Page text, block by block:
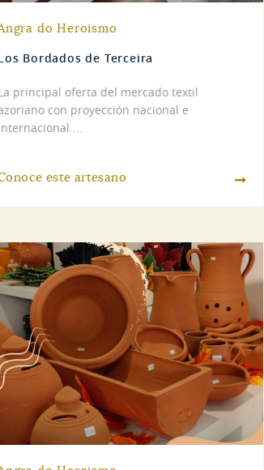
do Heroismo
Bordados de Terceira
principal oferta del mercado textil
con proyección nacional e
este artesano